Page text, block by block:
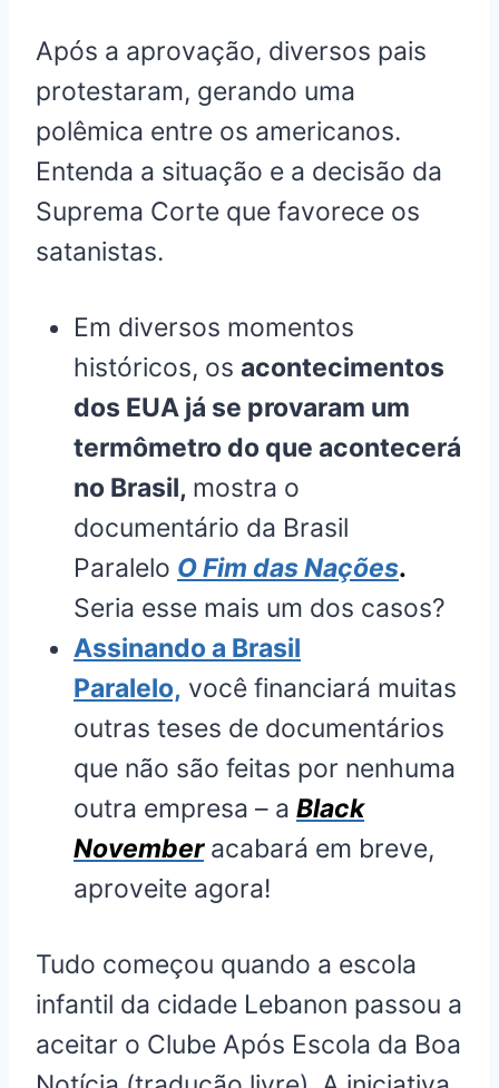
Após a aprovação, diversos pais
protestaram, gerando uma
polêmica entre os americanos.
Entenda a situação e a decisão da
Suprema Corte que favorece os
satanistas.
Em diversos momentos
históricos, os acontecimentos
dos EUA já se provaram um
termômetro do que acontecerá
no Brasil, mostra o
documentário da Brasil
Paralelo O Fim das Nações.
Seria esse mais um dos casos?
Assinando a Brasil
Paralelo, você financiará muitas
outras teses de documentários
que não são feitas por nenhuma
outra empresa – a Black
Novemberacabará em breve,
aproveite agora!
Tudo começou quando a escola
infantil da cidade Lebanon passou a
aceitar o Clube Após Escola da Boa